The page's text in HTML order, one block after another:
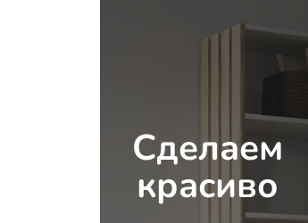
Сделаем
красиво